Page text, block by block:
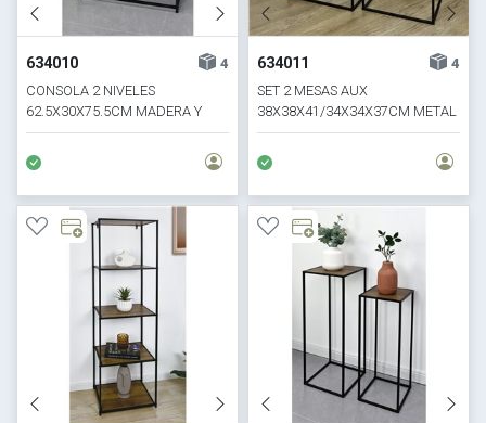
634010
4
CONSOLA 2 NIVELES
62.5X30X75.5CM MADERA Y
METAL
634011
4
SET 2 MESAS AUX
38X38X41/34X34X37CM METAL
NEGRO